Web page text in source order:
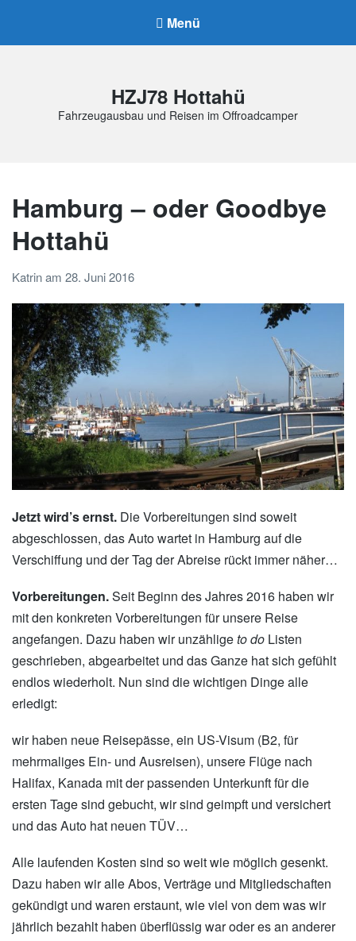
Menü
HZJ78 Hottahü
Fahrzeugausbau und Reisen im Offroadcamper
Hamburg – oder Goodbye
Hottahü
Katrinam 28. Juni 2016
Jetzt wird’s ernst. Die Vorbereitungen sind soweit
abgeschlossen, das Auto wartet in Hamburg auf die
Verschiffung und der Tag der Abreise rückt immer näher…
Vorbereitungen.Seit Beginn des Jahres 2016 haben wir
mit den konkreten Vorbereitungen für unsere Reise
angefangen. Dazu haben wir unzähligeto do Listen
geschrieben, abgearbeitet und das Ganze hat sich gefühlt
endlos wiederholt. Nun sind die wichtigen Dinge alle
erledigt:
wir haben neue Reisepässe, ein US-Visum (B2, für
mehrmaliges Ein- und Ausreisen), unsere Flüge nach
Halifax, Kanada mit der passenden Unterkunft für die
ersten Tage sind gebucht, wir sind geimpft und versichert
und das Auto hat neuen TÜV…
Alle laufenden Kosten sind so weit wie möglich gesenkt.
Dazu haben wir alle Abos, Verträge und Mitgliedschaften
gekündigt und waren erstaunt, wie viel von dem was wir
jährlich bezahlt haben überflüssig war oder es an anderer